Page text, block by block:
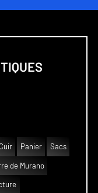
Cuir Panier Sacs
de Murano